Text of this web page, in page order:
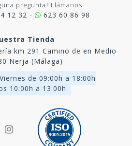
pregunta? Llámanos
12 32 - 623 60 86 98
Tienda
km 291 Camino de en Medio
Nerja (Málaga)
de 09:00h a 18:00h
10:00h a 13:00h